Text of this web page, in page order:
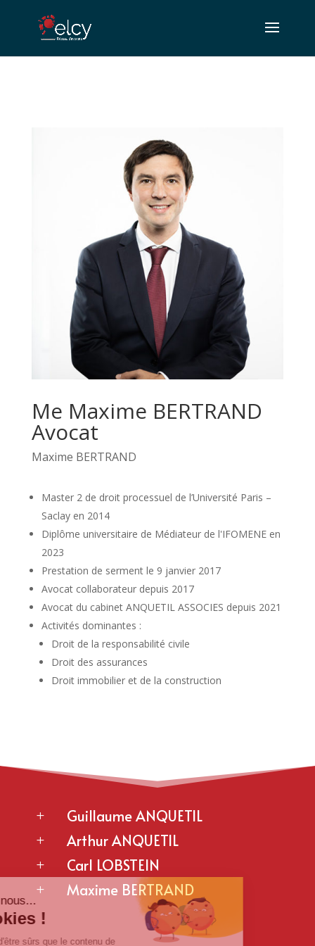
Me Maxime BERTRAND
Avocat
Maxime BERTRAND
Master 2 de droit processuel de l’Université Paris –
Saclay en 2014
Diplôme universitaire de Médiateur de l'IFOMENE en
2023
Prestation de serment le 9 janvier 2017
Avocat collaborateur depuis 2017
Avocat du cabinet ANQUETIL ASSOCIES depuis 2021
Activités dominantes :
Droit de la responsabilité civile
Droit des assurances
Droit immobilier et de la construction
L Guillaume ANQUETIL
L Arthur ANQUETIL
L Carl LOBSTEIN
L Maxime BERTRAND